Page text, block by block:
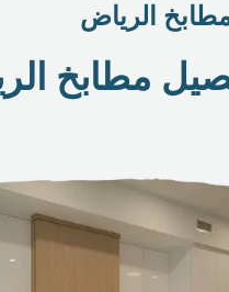
الرياض
مطابخ